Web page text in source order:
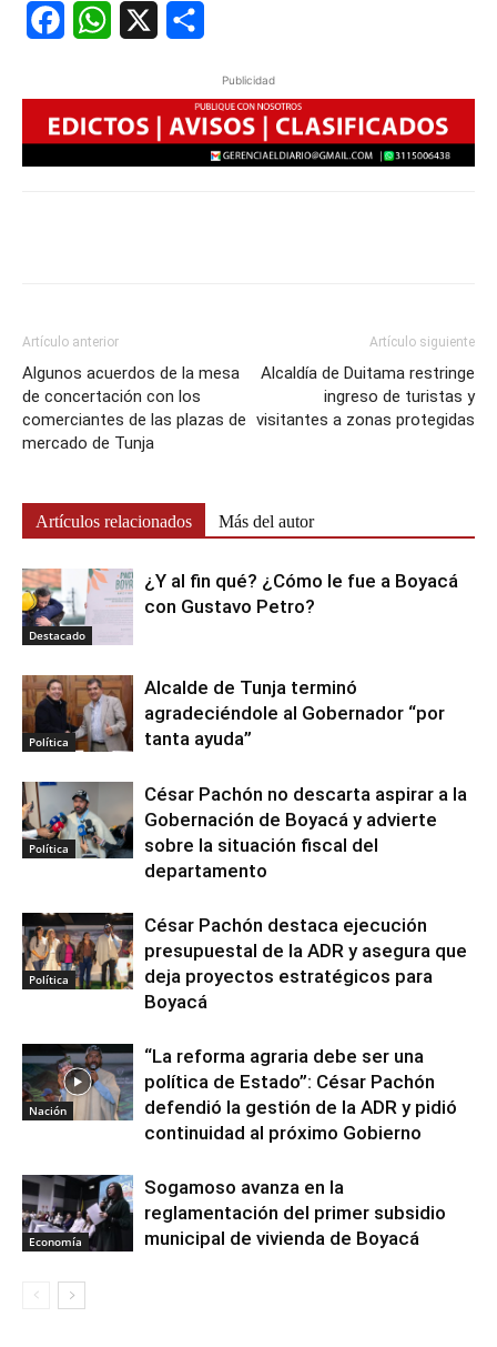
FacebookWhatsApp
Publicidad
Artículo anterior
Algunos acuerdos de la mesa
de concertación con los
comerciantes de las plazas de
mercado de Tunja
Artículo siguiente
Alcaldía de Duitama restringe
ingreso de turistas y
visitantes a zonas protegidas
Artículos relacionados Más del autor
Destacado
¿Y al fin qué? ¿Cómo le fue a Boyacá
con Gustavo Petro?
Política
Alcalde de Tunja terminó
agradeciéndole al Gobernador “por
tanta ayuda”
Política
César Pachón no descarta aspirar a la
Gobernación de Boyacá y advierte
sobre la situación fiscal del
departamento
Política
César Pachón destaca ejecución
presupuestal de la ADR y asegura que
deja proyectos estratégicos para
Boyacá
Nación
“La reforma agraria debe ser una
política de Estado”: César Pachón
defendió la gestión de la ADR y pidió
continuidad al próximo Gobierno
Economía
Sogamoso avanza en la
reglamentación del primer subsidio
municipal de vivienda de Boyacá